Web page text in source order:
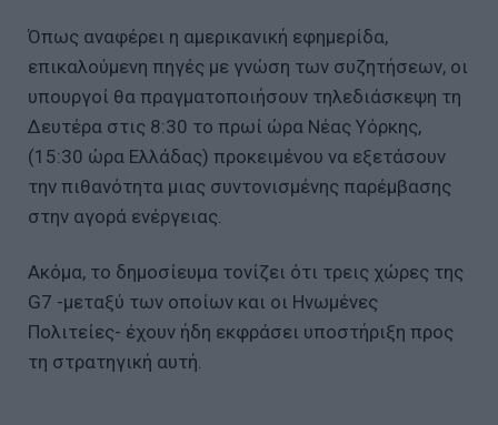
Όπως αναφέρει η αμερικανική εφημερίδα,
επικαλούμενη πηγές με γνώση των συζητήσεων, οι
υπουργοί θα πραγματοποιήσουν τηλεδιάσκεψη τη
Δευτέρα στις 8:30 το πρωί ώρα Νέας Υόρκης,
(15:30 ώρα Ελλάδας) προκειμένου να εξετάσουν
την πιθανότητα μιας συντονισμένης παρέμβασης
στην αγορά ενέργειας.
Ακόμα, το δημοσίευμα τονίζει ότι τρεις χώρες της
G7 -μεταξύ των οποίων και οι Ηνωμένες
Πολιτείες- έχουν ήδη εκφράσει υποστήριξη προς
τη στρατηγική αυτή.